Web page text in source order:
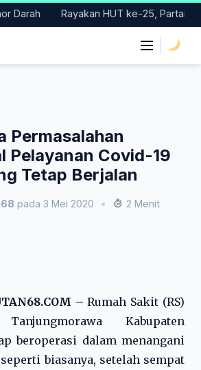
Rayakan HUT ke-25, Partai
Permasalahan
Pelayanan Covid-19
Tetap Berjalan
pada 3 Mei 2020 •
2 Menit
–Rumah Sakit (RS)
Kabupaten
beroperasi dalam menangani
biasanya, setelah sempat